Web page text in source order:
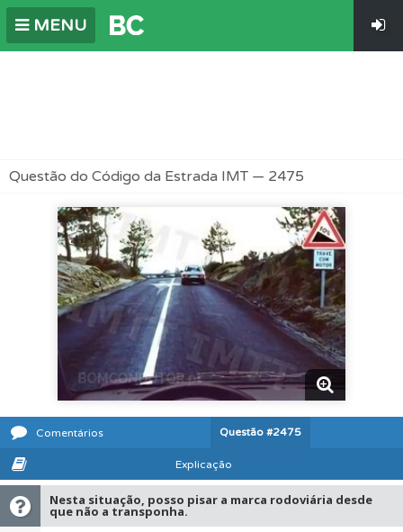
MENU
Questão do Código da Estrada IMT — 2475
Comentários Questão #2475
Explicação
Nesta situação, posso pisar a marca rodoviária desde
que não a transponha.